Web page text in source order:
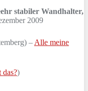
stabiler Wandhalter,
2009
– Alle meine
das?)